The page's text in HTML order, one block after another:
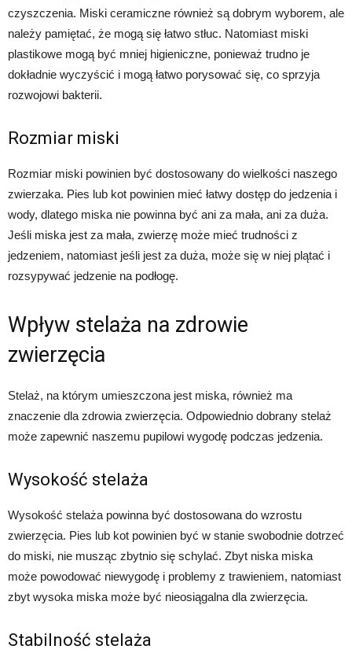
czyszczenia. Miski ceramiczne również są dobrym wyborem, ale
należy pamiętać, że mogą się łatwo stłuc. Natomiast miski
plastikowe mogą być mniej higieniczne, ponieważ trudno je
dokładnie wyczyścić i mogą łatwo porysować się, co sprzyja
rozwojowi bakterii.
Rozmiar miski
Rozmiar miski powinien być dostosowany do wielkości naszego
zwierzaka. Pies lub kot powinien mieć łatwy dostęp do jedzenia i
wody, dlatego miska nie powinna być ani za mała, ani za duża.
Jeśli miska jest za mała, zwierzę może mieć trudności z
jedzeniem, natomiast jeśli jest za duża, może się w niej plątać i
rozsypywać jedzenie na podłogę.
Wpływ stelaża na zdrowie
zwierzęcia
Stelaż, na którym umieszczona jest miska, również ma
znaczenie dla zdrowia zwierzęcia. Odpowiednio dobrany stelaż
może zapewnić naszemu pupilowi wygodę podczas jedzenia.
Wysokość stelaża
Wysokość stelaża powinna być dostosowana do wzrostu
zwierzęcia. Pies lub kot powinien być w stanie swobodnie dotrzeć
do miski, nie musząc zbytnio się schylać. Zbyt niska miska
może powodować niewygodę i problemy z trawieniem, natomiast
zbyt wysoka miska może być nieosiągalna dla zwierzęcia.
Stabilność stelaża